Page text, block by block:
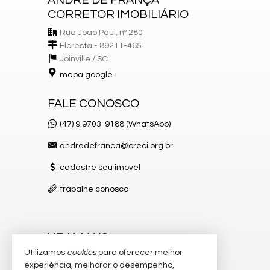
CORRETOR IMOBILIÁRIO
Rua João Paul, nº 280
Floresta - 89211-465
Joinville / SC
mapa google
FALE CONOSCO
(47) 9.9703-9188 (WhatsApp)
andredefranca@creci.org.br
cadastre seu imóvel
trabalhe conosco
VEJA MAIS
receba nosso newsletter
Utilizamos cookiespara oferecer melhor
experiência, melhorar o desempenho,